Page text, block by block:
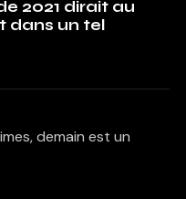
2021 dirait au
dans un tel
demain est un